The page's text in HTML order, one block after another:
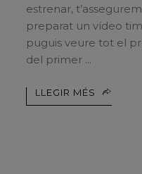
estrenar,
preparat un vídeo
puguis veure tot el
del primer
LLEGIR MÉS